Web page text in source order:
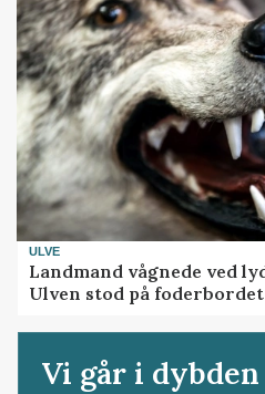
ULVE
Landmand vågnede ved
Ulven stod på foderbordet
Vi går i dybden